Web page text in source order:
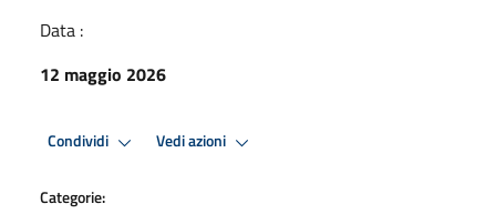
Data :
12 maggio 2026
Condividi Vedi azioni
Categorie: